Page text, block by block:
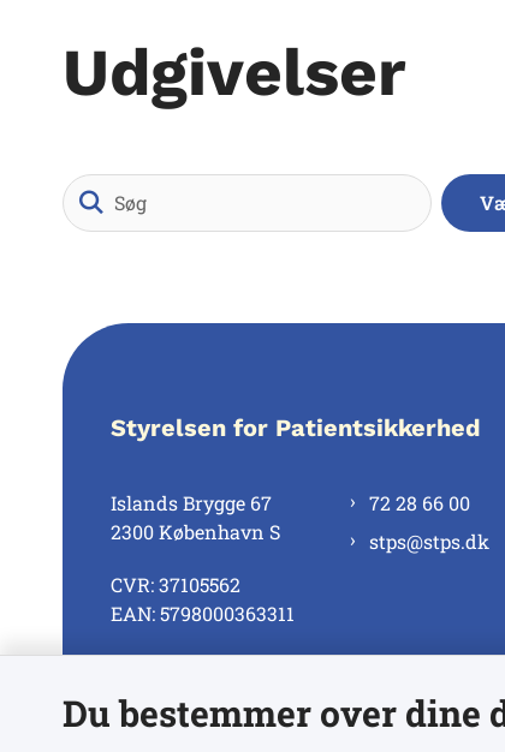
Udgivelser
Søg
Styrelsen for Patientsikkerhed
Islands Brygge 67
2300 København S
CVR: 37105562
EAN: 5798000363311
72 28 66 00
stps@stps.dk
Se alle kontaktnumre
Du bestemmer over dine